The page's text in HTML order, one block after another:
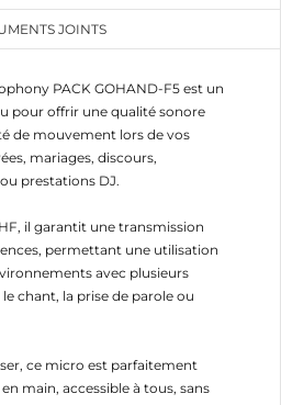
JOINTS
PACK GOHAND-F5 est un
pour offrir une qualité sonore
de mouvement lors de vos
mariages, discours,
prestations DJ.
il garantit une transmission
permettant une utilisation
avec plusieurs
chant, la prise de parole ou
ce micro est parfaitement
main, accessible à tous, sans